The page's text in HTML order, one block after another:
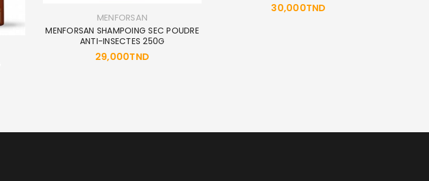
MENFORSAN
MENFORSAN SHAMPOING SEC POUDRE
ANTI-INSECTES 250G
29,000TND
30,000TND